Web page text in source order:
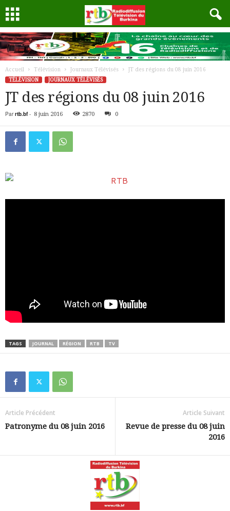
Accueil Télévision Journaux Télévisés
JT des régions du 08 juin 2016
TÉLÉVISION
JOURNAUX TÉLÉVISÉS
JT des régions du 08 juin 2016
Par rtb.bf- 8 juin 2016 2870 0
TAGS JOURNAL RÉGION RTB TV
Article Précédent
Patronyme du 08 juin 2016
Article Suivant
Revue de presse du 08 juin
2016